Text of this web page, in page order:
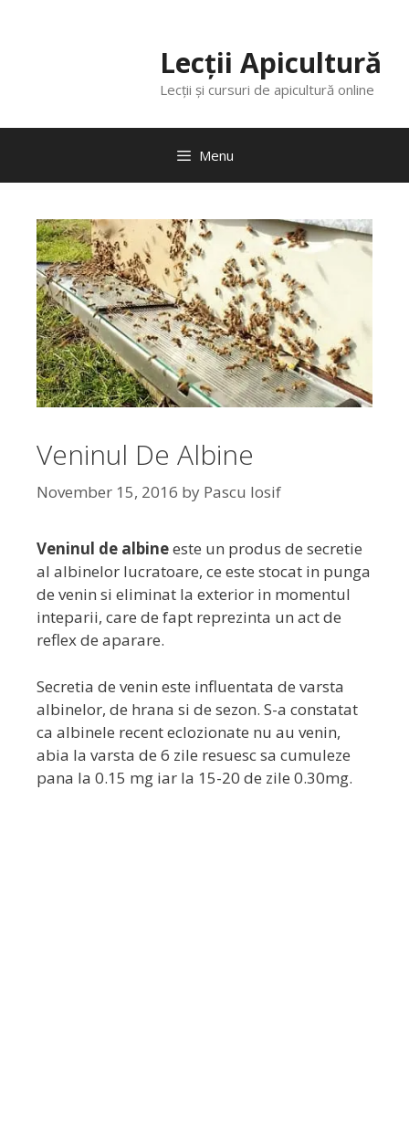
Lecții Apicultură
Lecții și cursuri de apicultură online
Menu
Veninul De Albine
November 15, 2016 by Pascu Iosif
Veninul de albineeste un produs de secretie
al albinelor lucratoare, ce este stocat in punga
de venin si eliminat la exterior in momentul
inteparii, care de fapt reprezinta un act de
reflex de aparare.
Secretia de venin este influentata de varsta
albinelor, de hrana si de sezon. S-a constatat
ca albinele recent eclozionate nu au venin,
abia la varsta de 6 zile resuesc sa cumuleze
pana la 0.15 mg iar la 15-20 de zile 0.30mg.